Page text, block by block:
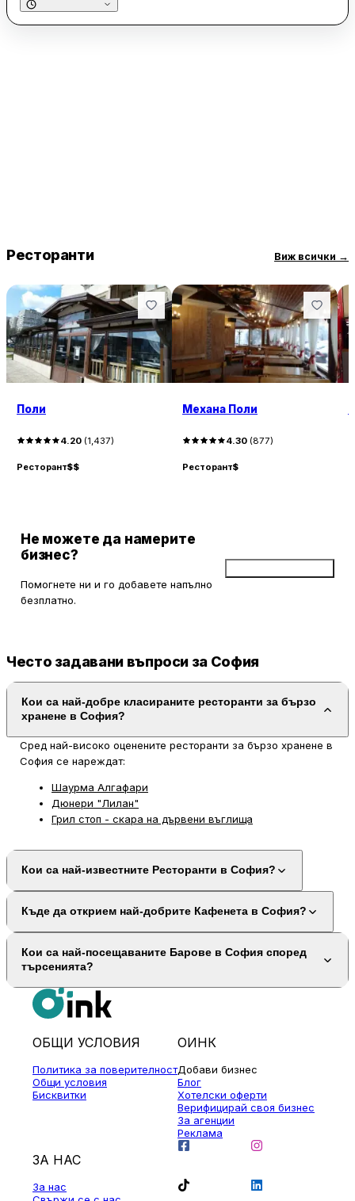
Ресторанти Виж всички →
Поли
4.20 (1,437)
Ресторант$$
Механа Поли
4.30 (877)
Ресторант$
Не можете да намерите
бизнес?
Помогнете ни и го добавете напълно
безплатно.
Често задавани въпроси за София
Кои са най-добре класираните ресторанти за бързо
хранене в София?
Сред най-високо оценените ресторанти за бързо хранене в
София се нареждат:
Шаурма Алгафари
Дюнери "Лилан"
Грил стоп - скара на дървени въглища
Кои са най-известните Ресторанти в София?
Къде да открием най-добрите Кафенета в София?
Кои са най-посещаваните Барове в София според
търсенията?
ОБЩИ УСЛОВИЯ
Политика за поверителност
Общи условия
Бисквитки
ОИНК
Добави бизнес
Блог
Хотелски оферти
Верифицирай своя бизнес
За агенции
Реклама
ЗА НАС
За нас